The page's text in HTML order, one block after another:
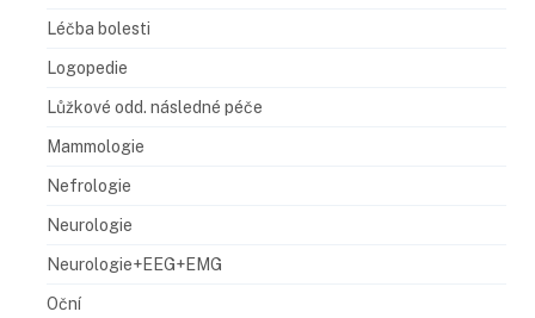
Léčba bolesti
Logopedie
Lůžkové odd. následné péče
Mammologie
Nefrologie
Neurologie
Neurologie+EEG+EMG
Oční